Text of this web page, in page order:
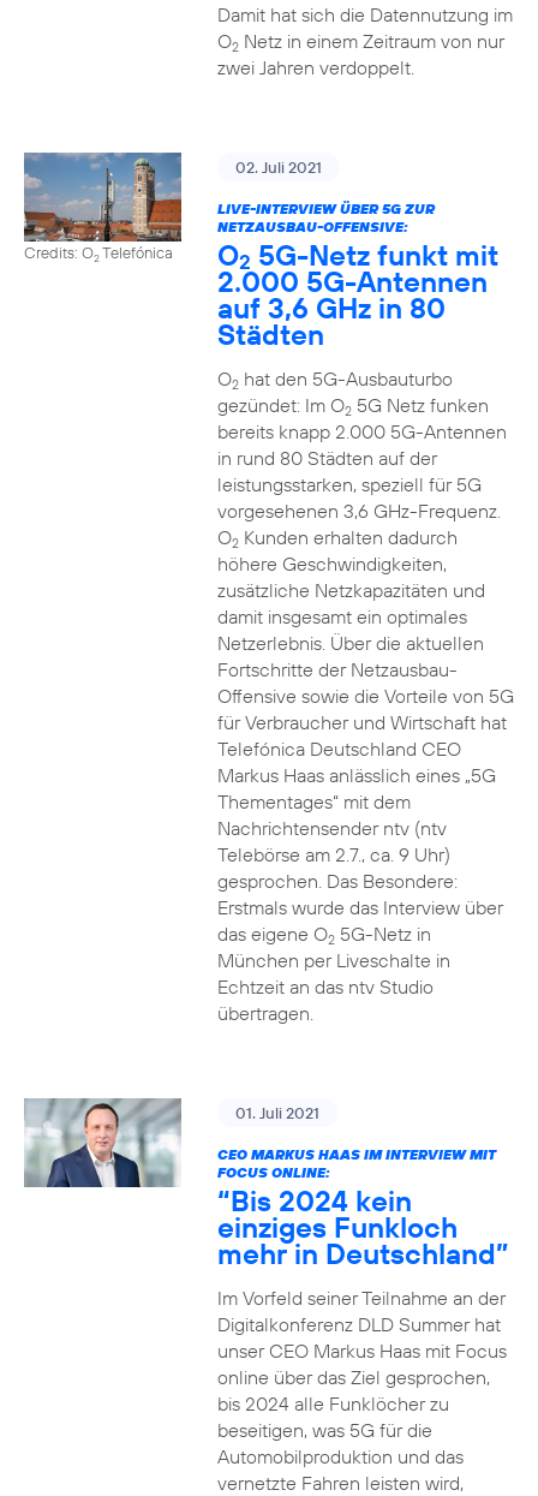
Damit hat sich die Datennutzung im
O2Netz in einem Zeitraum von nur
zwei Jahren verdoppelt.
Credits: O2Telefónica
02. Juli 2021
LIVE-INTERVIEW ÜBER 5G ZUR
NETZAUSBAU-OFFENSIVE:
O2 5G-Netz funkt mit
2.000 5G-Antennen
auf 3,6 GHz in 80
Städten
O2hat den 5G-Ausbauturbo
gezündet: Im O25G Netz funken
bereits knapp 2.000 5G-Antennen
in rund 80 Städten auf der
leistungsstarken, speziell für 5G
vorgesehenen 3,6 GHz-Frequenz.
O2Kunden erhalten dadurch
höhere Geschwindigkeiten,
zusätzliche Netzkapazitäten und
damit insgesamt ein optimales
Netzerlebnis. Über die aktuellen
Fortschritte der Netzausbau-
Offensive sowie die Vorteile von 5G
für Verbraucher und Wirtschaft hat
Telefónica Deutschland CEO
Markus Haas anlässlich eines „5G
Thementages“ mit dem
Nachrichtensender ntv (ntv
Telebörse am 2.7., ca. 9 Uhr)
gesprochen. Das Besondere:
Erstmals wurde das Interview über
das eigene O25G-Netz in
München per Liveschalte in
Echtzeit an das ntv Studio
übertragen.
01. Juli 2021
CEO MARKUS HAAS IM INTERVIEW MIT
FOCUS ONLINE:
“Bis 2024 kein
einziges Funkloch
mehr in Deutschland”
Im Vorfeld seiner Teilnahme an der
Digitalkonferenz DLD Summer hat
unser CEO Markus Haas mit Focus
online über das Ziel gesprochen,
bis 2024 alle Funklöcher zu
beseitigen, was 5G für die
Automobilproduktion und das
vernetzte Fahren leisten wird,